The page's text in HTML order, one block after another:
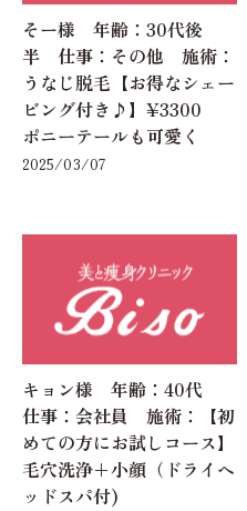
そー様 年齢：30代後
半 仕事：その他 施術：
うなじ脱毛【お得なシェー
ビング付き♪】¥3300
ポニーテールも可愛く
2025/03/07
キョン様 年齢：40代
仕事：会社員 施術：【初
めての方にお試しコース】
毛穴洗浄+小顔（ドライヘ
ッドスパ付)